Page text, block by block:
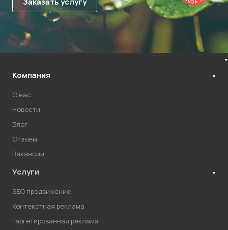
Компания
О нас
Новости
Блог
Отзывы
Вакансии
Услуги
SEO продвижение
Контекстная реклама
Таргетированная реклама